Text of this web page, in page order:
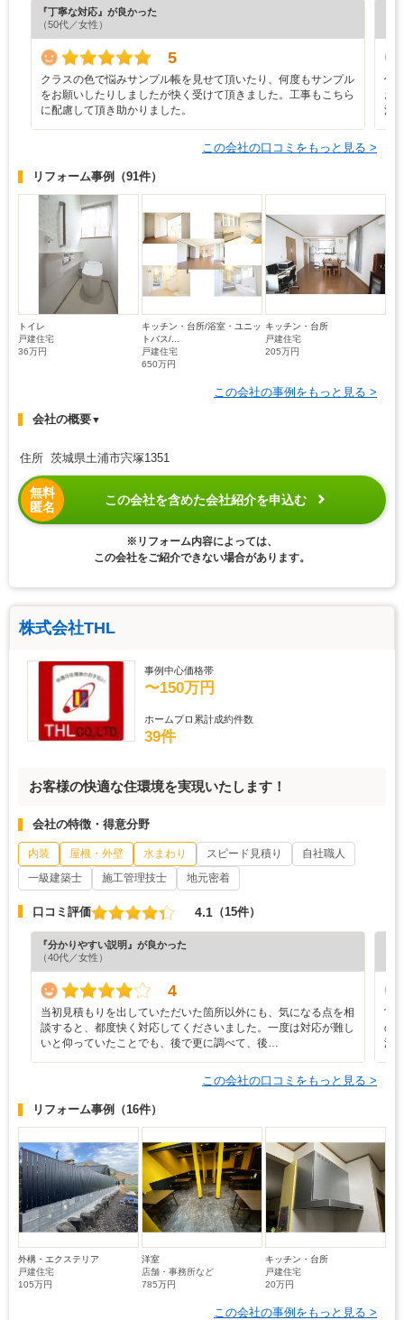
『丁寧な対応』が良かった
（50代／女性）
5
クラスの色で悩みサンプル帳を見せて頂いたり、何度もサンプル
をお願いしたりしましたが快く受けて頂きました。工事もこちら
に配慮して頂き助かりました。
何
お
満
この会社の口コミをもっと見る >
リフォーム事例 （91件）
トイレ
戸建住宅
36万円
キッチン・台所/浴室・ユニッ
トバス/...
戸建住宅
650万円
キッチン・台所
戸建住宅
205万円
この会社の事例をもっと見る >
会社の概要▼
住所 茨城県土浦市宍塚1351
無料
匿名
この会社を含めた会社紹介を申込む
※リフォーム内容によっては、
この会社をご紹介できない場合があります。
株式会社THL
事例中心価格帯
〜150万円
ホームプロ累計成約件数
39件
お客様の快適な住環境を実現いたします！
会社の特徴・得意分野
内装 屋根・外壁 水まわり スピード見積り
自社職人
一級建築士
施工管理技士 地元密着
口コミ評価 4.1 （15件）
『分かりやすい説明』が良かった
（40代／女性）
4
当初見積もりを出していただいた箇所以外にも、気になる点を相
談すると、都度快く対応してくださいました。一度は対応が難し
いと仰っていたことでも、後で更に調べて、後…
営
の
渡
この会社の口コミをもっと見る >
リフォーム事例 （16件）
外構・エクステリア
戸建住宅
105万円
洋室
店舗・事務所など
785万円
キッチン・台所
戸建住宅
20万円
この会社の事例をもっと見る >